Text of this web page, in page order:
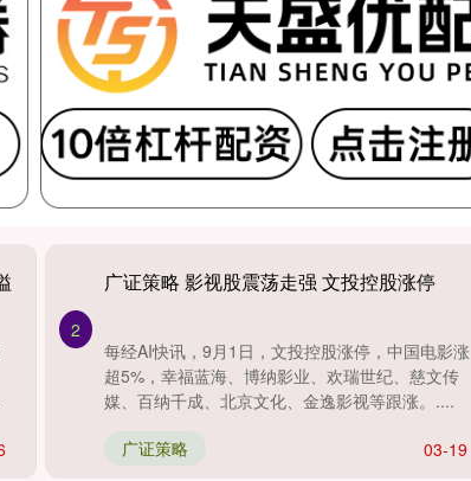
2
广证策略 影视股震荡走强 文投控股涨停
每经AI快讯，9月1日，文投控股涨停，中国电影涨
超5%，幸福蓝海、博纳影业、欢瑞世纪、慈文传
媒、百纳千成、北京文化、金逸影视等跟涨。....
03-19
广证策略